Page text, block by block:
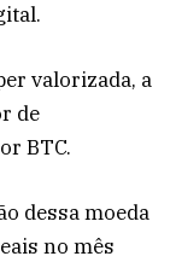
valorizada, a
de
BTC.
dessa moeda
no mês